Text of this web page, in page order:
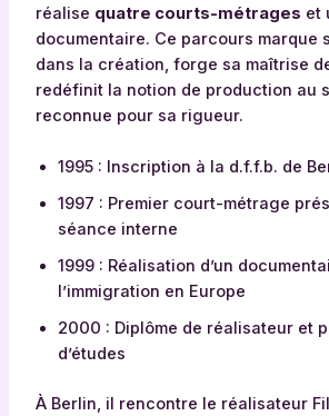
réalise quatre courts-métrages et
documentaire. Ce parcours marque
dans la création, forge sa maîtrise
redéfinit la notion de production au
reconnue pour sa rigueur.
1995 : Inscription à la d.f.f.b. de
1997 : Premier court-métrage
séance interne
1999 : Réalisation d’un
l’immigration en Europe
2000 : Diplôme de réalisateur et
d’études
À Berlin, il rencontre le réalisateur